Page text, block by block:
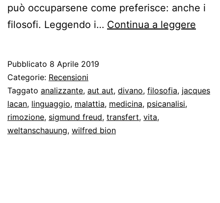
può occuparsene come preferisce: anche i
filosofi. Leggendo i… Continua a leggere
Pubblicato 8 Aprile 2019
Categorie: Recensioni
Taggato analizzante, aut aut, divano, filosofia, jacques
lacan, linguaggio, malattia, medicina, psicanalisi,
rimozione, sigmund freud, transfert, vita,
weltanschauung, wilfred bion